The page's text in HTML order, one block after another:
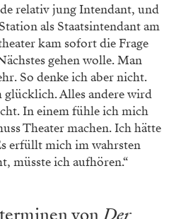
relativ jung Intendant, und
als Staatsintendant am
kam sofort die Frage
gehen wolle. Man
So denke ich aber nicht.
Alles andere wird
In einem fühle ich mich
Theater machen. Ich hätte
erfüllt mich im wahrsten
müsste ich aufhören.“
vonDer